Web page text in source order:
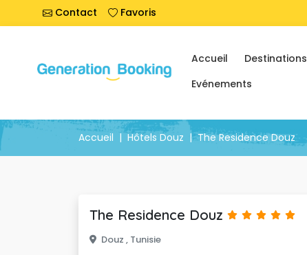
Contact Favoris
Accueil Destinations
Evénements
Accueil Hôtels Douz The Residence Douz
The Residence Douz
Douz , Tunisie